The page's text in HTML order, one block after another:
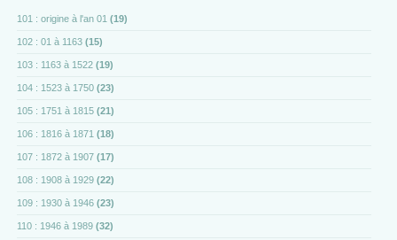
101 : origine à l'an 01 (19)
102 : 01 à 1163 (15)
103 : 1163 à 1522 (19)
104 : 1523 à 1750 (23)
105 : 1751 à 1815 (21)
106 : 1816 à 1871 (18)
107 : 1872 à 1907 (17)
108 : 1908 à 1929 (22)
109 : 1930 à 1946 (23)
110 : 1946 à 1989 (32)